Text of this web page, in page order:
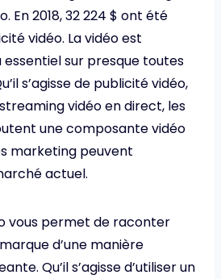
En 2018, 32 224 $ ont été
vidéo. La vidéo est
essentiel sur presque toutes
s’agisse de publicité vidéo,
vidéo en direct, les
une composante vidéo
marketing peuvent
actuel.
vous permet de raconter
d’une manière
Qu’il s’agisse d’utiliser un